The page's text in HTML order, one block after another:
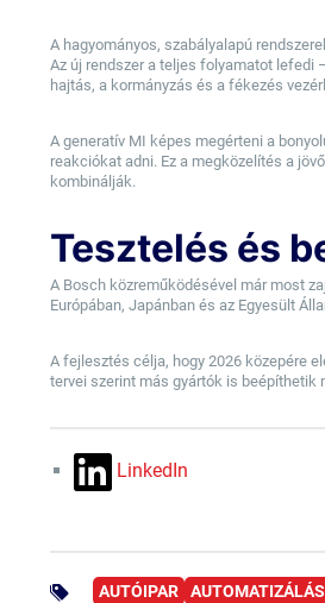
A hagyományos, szabályalapú
Az új rendszer a teljes folyamatot lefedi
hajtás, a kormányzás és a fékezés
A generatív MI képes megérteni a
reakciókat adni. Ez a megközelítés a
kombinálják.
Tesztelés és
A Bosch közreműködésével már most
Európában, Japánban és az Egyesült
A fejlesztés célja, hogy 2026 közepére
tervei szerint más gyártók is
LinkedIn
AUTÓIPAR AUTOMATIZÁLÁS